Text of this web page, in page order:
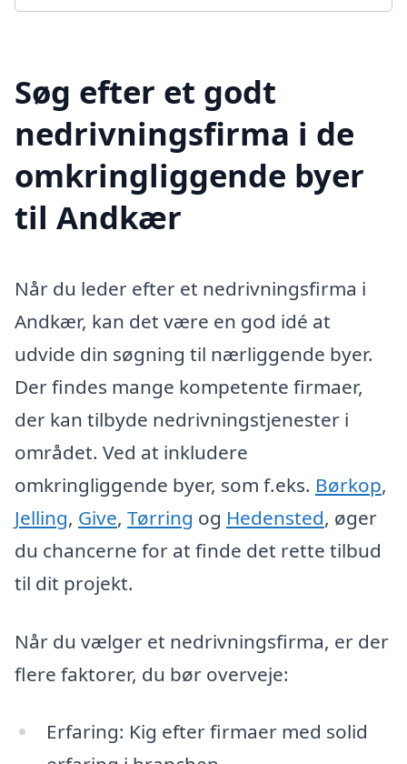
Søg efter et godt
nedrivningsfirma i de
omkringliggende byer
til Andkær
Når du leder efter et nedrivningsfirma i
Andkær, kan det være en god idé at
udvide din søgning til nærliggende byer.
Der findes mange kompetente firmaer,
der kan tilbyde nedrivningstjenester i
området. Ved at inkludere
omkringliggende byer, som f.eks. Børkop,
Jelling, Give, Tørring og Hedensted, øger
du chancerne for at finde det rette tilbud
til dit projekt.
Når du vælger et nedrivningsfirma, er der
flere faktorer, du bør overveje:
Erfaring: Kig efter firmaer med solid